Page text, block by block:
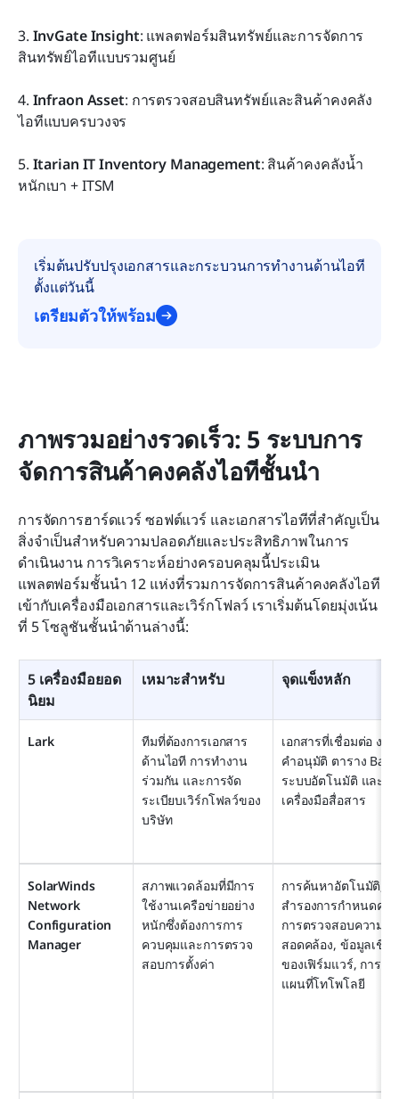
3. InvGate Insight: แพลตฟอร์มสินทรัพย์และการจัดการ
สินทรัพย์ไอทีแบบรวมศูนย์
4. Infraon Asset: การตรวจสอบสินทรัพย์และสินค้าคงคลัง
ไอทีแบบครบวงจร
5. Itarian IT Inventory Management: สินค้าคงคลังน้ำ
หนักเบา + ITSM
เริ่มต้นปรับปรุงเอกสารและกระบวนการทำงานด้านไอที
ตั้งแต่วันนี้
เตรียมตัวให้พร้อม
ภาพรวมอย่างรวดเร็ว: 5 ระบบการ
จัดการสินค้าคงคลังไอทีชั้นนำ
การจัดการฮาร์ดแวร์ ซอฟต์แวร์ และเอกสารไอทีที่สำคัญเป็น
สิ่งจำเป็นสำหรับความปลอดภัยและประสิทธิภาพในการ
ดำเนินงาน การวิเคราะห์อย่างครอบคลุมนี้ประเมิน
แพลตฟอร์มชั้นนำ 12 แห่งที่รวมการจัดการสินค้าคงคลังไอที
เข้ากับเครื่องมือเอกสารและเวิร์กโฟลว์ เราเริ่มต้นโดยมุ่งเน้น
ที่ 5 โซลูชันชั้นนำด้านล่างนี้:
5 เครื่องมือยอด
นิยม
เหมาะสำหรับ จุดแข็งหลัก
Lark
ทีมที่ต้องการเอกสาร
ด้านไอที การทำงาน
ร่วมกัน และการจัด
ระเบียบเวิร์กโฟลว์ของ
บริษัท
เอกสารที่เชื่อมต่อ งาน
คำอนุมัติ ตาราง Base
ระบบอัตโนมัติ และ
เครื่องมือสื่อสาร
SolarWinds
Network
Configuration
Manager
สภาพแวดล้อมที่มีการ
ใช้งานเครือข่ายอย่าง
หนักซึ่งต้องการการ
ควบคุมและการตรวจ
สอบการตั้งค่า
การค้นหาอัตโนมัติ, ก
สำรองการกำหนดค่า,
การตรวจสอบความ
สอดคล้อง, ข้อมูลเชิง
ของเฟิร์มแวร์, การทำ
แผนที่โทโพโลยี